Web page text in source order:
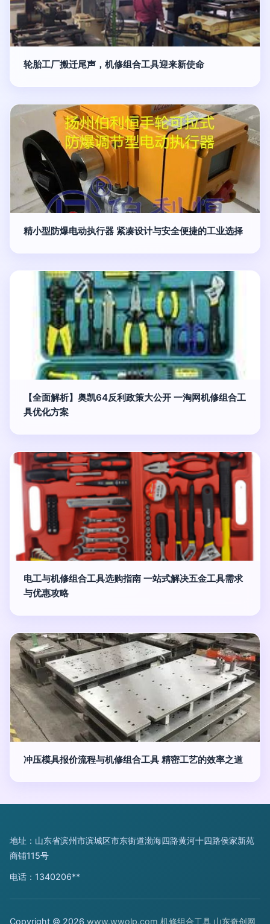
轮胎工厂搬迁尾声，机修组合工具迎来新使命
精小型防爆电动执行器 紧凑设计与安全便捷的工业选择
【全面解析】奥凯64反利政策大公开 一淘网机修组合工
具优化方案
电工与机修组合工具选购指南 一站式解决五金工具需求
与优惠攻略
冲压模具报价流程与机修组合工具 精密工艺的效率之道
地址：山东省滨州市滨城区市东街道渤海四路黄河十四路侯家新苑
商铺115号
电话：1340206**
Copyright © 2026 www.wwolp.com 机修组合工具 山东奇创网